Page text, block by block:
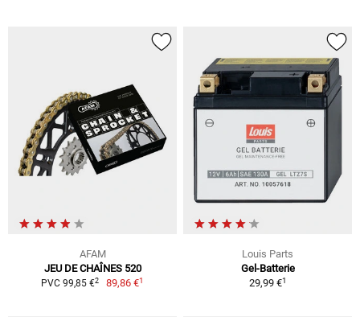
AFAM
JEU DE CHAÎNES 520
PVC 99,85 €2 89,86 €1
Louis Parts
Gel-Batterie
29,99 €1